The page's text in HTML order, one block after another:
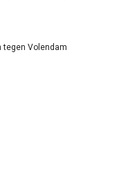
tegen Volendam